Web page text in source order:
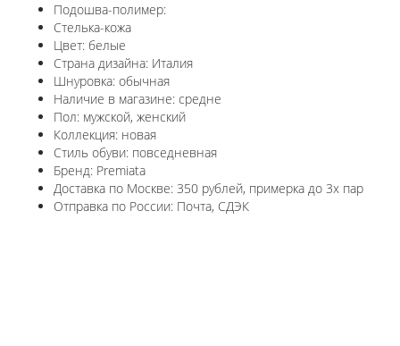
Подошва-полимер:
Стелька-кожа
Цвет: белые
Страна дизайна: Италия
Шнуровка: обычная
Наличие в магазине: средне
Пол: мужской, женский
Коллекция: новая
Стиль обуви: повседневная
Бренд: Premiata
Доставка по Москве: 350 рублей, примерка до 3х пар
Отправка по России: Почта, СДЭК